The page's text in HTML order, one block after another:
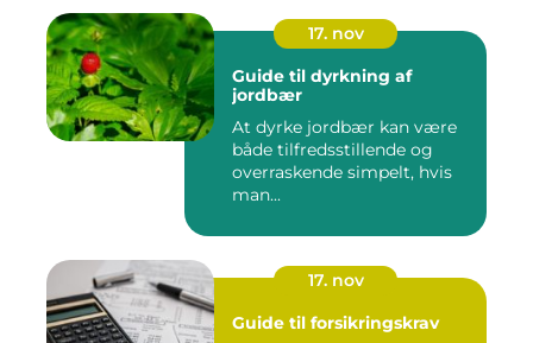
17. nov
Guide til dyrkning af
jordbær
At dyrke jordbær kan være
både tilfredsstillende og
overraskende simpelt, hvis
man...
17. nov
Guide til forsikringskrav